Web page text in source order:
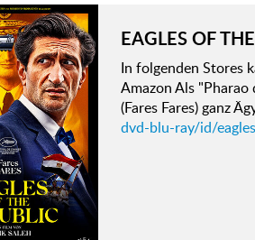
EAGLES OF
In folgenden Stores
Amazon Als
(Fares Fares) ganz
dvd-blu-ray/id/